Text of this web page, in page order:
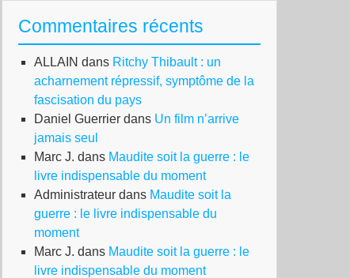
Commentaires récents
ALLAIN dans Ritchy Thibault : un
acharnement répressif, symptôme de la
fascisation du pays
Daniel Guerrier dans Un film n’arrive
jamais seul
Marc J. dans Maudite soit la guerre : le
livre indispensable du moment
Administrateur dans Maudite soit la
guerre : le livre indispensable du
moment
Marc J. dans Maudite soit la guerre : le
livre indispensable du moment